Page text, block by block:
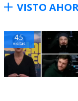
VISTO
45
visitas